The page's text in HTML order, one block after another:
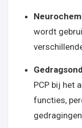
wordt
PCP bij het
functies,